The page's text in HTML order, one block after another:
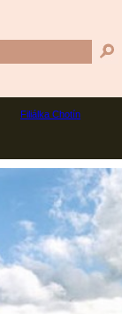
Filiálka Chotín